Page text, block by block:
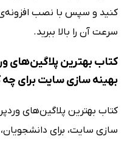
کنید و سپس با نصب افزونه‌‌ی
سرعت آن را بالا ببرید.
کتاب بهترین پلاگین‌های
بهینه سازی سایت برای
کتاب بهترین پلاگین‌های
سازی سایت، برای دانشجویان،